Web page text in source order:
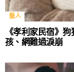
藝人
《孝利家民宿》
孩、網難過淚崩